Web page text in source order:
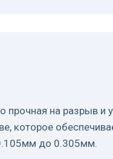
на разрыв и
которое
до 0.305мм.